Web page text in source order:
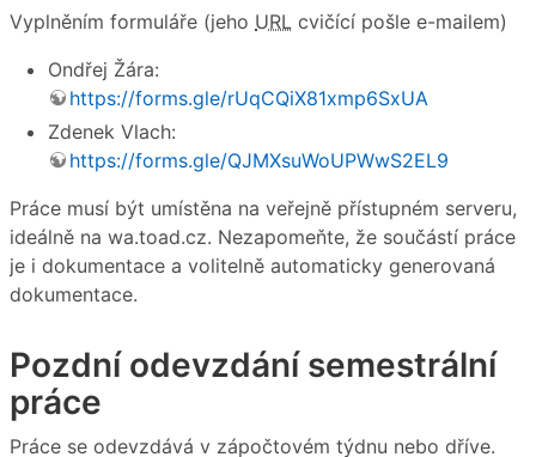
Vyplněním formuláře (jeho URL cvičící pošle e-mailem)
Ondřej Žára:
https://forms.gle/rUqCQiX81xmp6SxUA
Zdenek Vlach:
https://forms.gle/QJMXsuWoUPWwS2EL9
Práce musí být umístěna na veřejně přístupném serveru,
ideálně na wa.toad.cz. Nezapomeňte, že součástí práce
je i dokumentace a volitelně automaticky generovaná
dokumentace.
Pozdní odevzdání semestrální
práce
Práce se odevzdává v zápočtovém týdnu nebo dříve.